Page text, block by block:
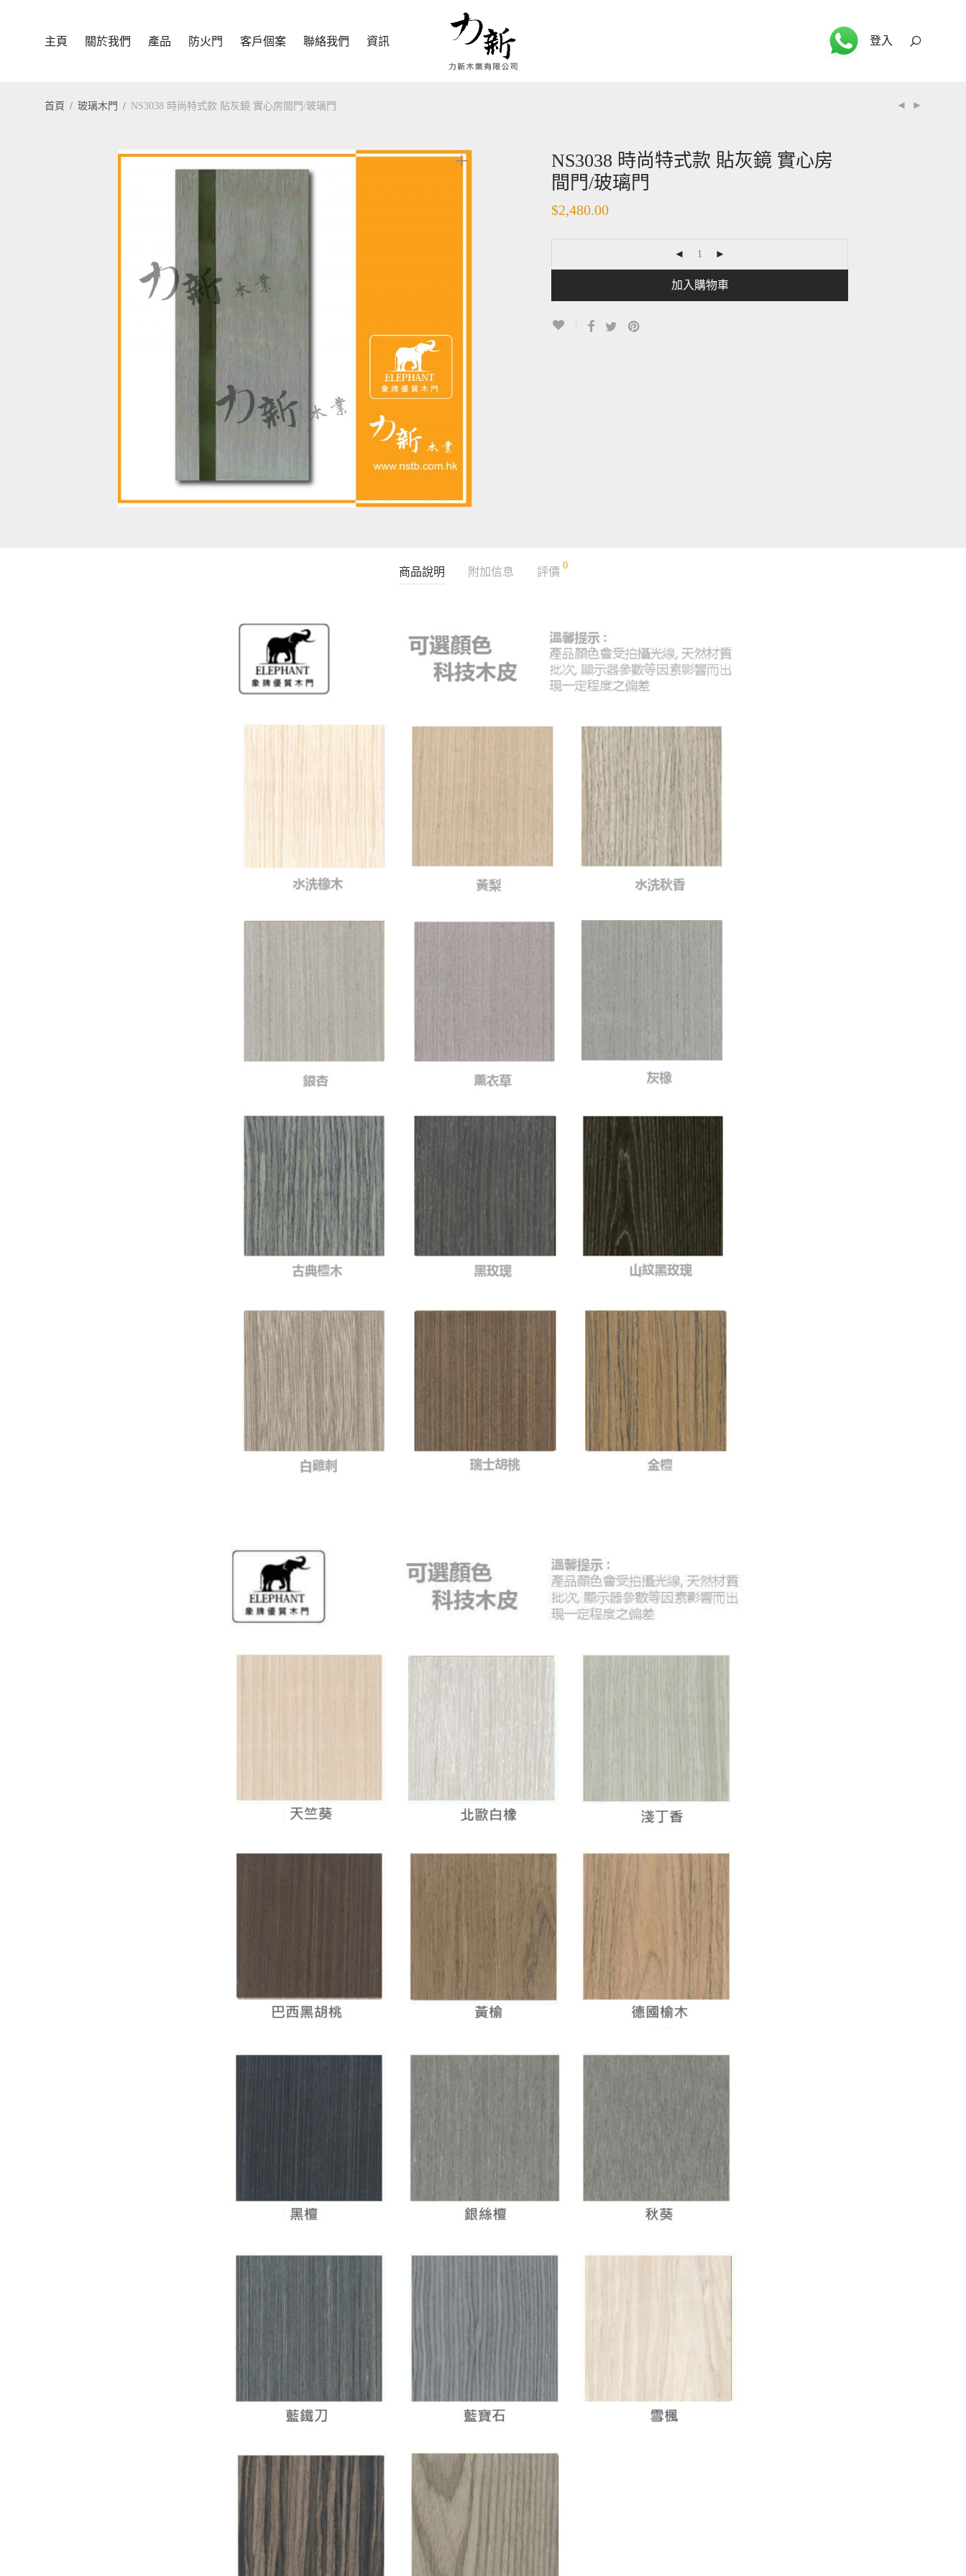
主頁 關於我們 產品 防火門 客戶個案 聯絡我們 資訊 登入
首頁 / 玻璃木門 / NS3038 時尚特式款 貼灰鏡 實心房間門/玻璃門
NS3038 時尚特式款 貼灰鏡 實心房
間門/玻璃門
$2,480.00
加入購物車
商品說明 附加信息 評價
0